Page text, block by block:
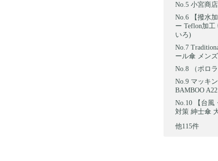
小宮商
【撥水
ー Teflon加
いろ)
ール傘 メン
（ポロ
マッキ
BAMBOO
【台
対策 紳士傘
他115件